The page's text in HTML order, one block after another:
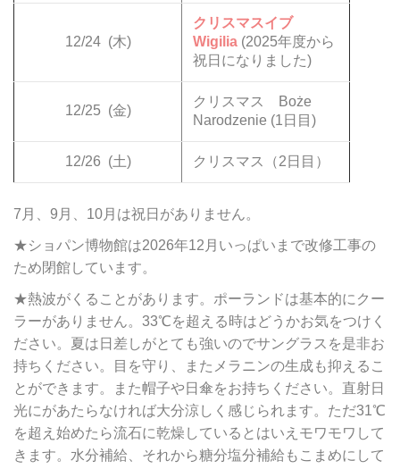
12/24 (木)
クリスマスイブ
Wigilia (2025年度から
祝日になりました)
12/25 (金)
クリスマス Boże
Narodzenie (1日目)
12/26 (土) クリスマス（2日目）
7月、9月、10月は祝日がありません。
★ショパン博物館は2026年12月いっぱいまで改修工事の
ため閉館しています。
★熱波がくることがあります。ポーランドは基本的にクー
ラーがありません。33℃を超える時はどうかお気をつけく
ださい。夏は日差しがとても強いのでサングラスを是非お
持ちください。目を守り、またメラニンの生成も抑えるこ
とができます。また帽子や日傘をお持ちください。直射日
光にがあたらなければ大分涼しく感じられます。ただ31℃
を超え始めたら流石に乾燥しているとはいえモワモワして
きます。水分補給、それから糖分塩分補給もこまめにして